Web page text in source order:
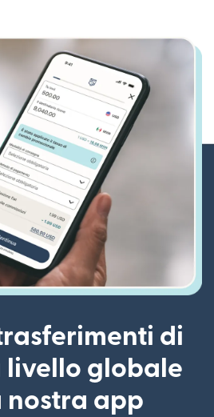
di
livello globale
nostra app